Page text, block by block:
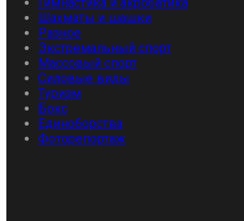
Шахматы и шашки
Разное
Экстремальный спорт
Массовый спорт
Силовые виды
Туризм
Бокс
Единоборства
Фоторепортаж